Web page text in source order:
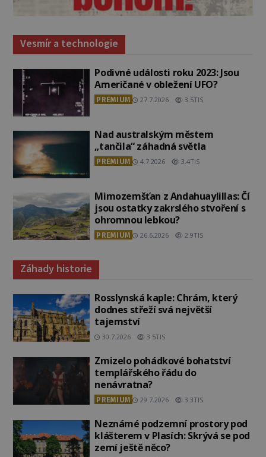
Vesmír a technologie
Podivné události roku 2023: Jsou
Američané v obležení UFO?
PREMIUM 27.7.2026 3.5TIS
Nad australským městem
„tančila“ záhadná světla
PREMIUM 4.7.2026 3.4TIS
Mimozemšťan z Andahuaylillas: Čí
jsou ostatky zakrslého stvoření s
ohromnou lebkou?
PREMIUM 26.6.2026 2.9TIS
Záhady historie
Rosslynská kaple: Chrám, který
dodnes střeží svá největší
tajemství
30.7.2026 3.5TIS
Zmizelo pohádkové bohatství
templářského řádu do
nenávratna?
PREMIUM 29.7.2026 3.3TIS
Neznámé podzemní prostory pod
klášterem v Plasích: Skrývá se pod
zemí ještě něco?